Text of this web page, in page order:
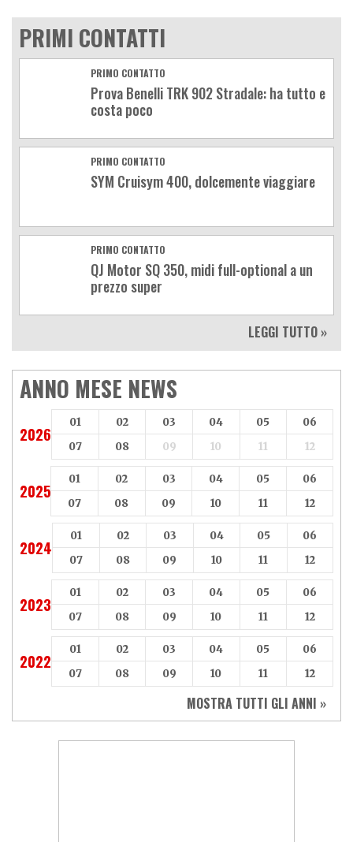
PRIMI CONTATTI
PRIMO CONTATTO
Prova Benelli TRK 902 Stradale: ha tutto e
costa poco
PRIMO CONTATTO
SYM Cruisym 400, dolcemente viaggiare
PRIMO CONTATTO
QJ Motor SQ 350, midi full-optional a un
prezzo super
LEGGI TUTTO »
ANNO MESE NEWS
2026
01 02 03 04 05
06
07
08 09 10 11 12
2025
01 02 03 04 05
06
07
08 09 10 11 12
2024
01 02 03 04 05
06
07
08 09 10 11 12
2023
01 02 03 04 05
06
07
08 09 10 11 12
2022
01 02 03 04 05
06
07
08 09 10 11 12
MOSTRA TUTTI GLI ANNI »